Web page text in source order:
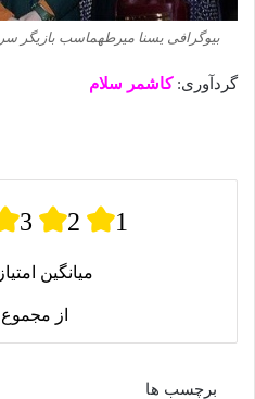
بیوگرافی یسنا میرطهماسب بازیگر
گردآوری: کاشمر سلام
3 2 1
میانگین
از مجموع
برچسب ها